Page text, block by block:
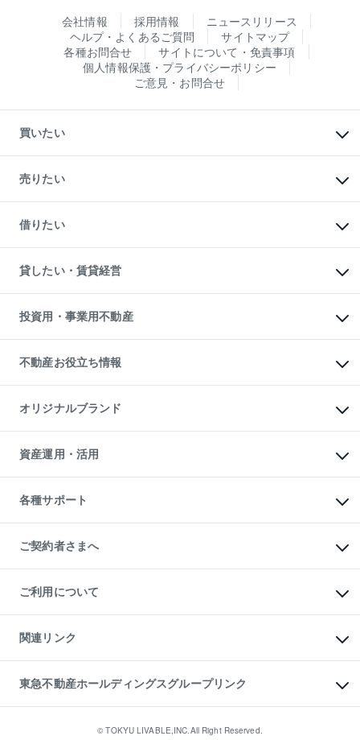
会社情報 採用情報
ニュースリリース
ヘルプ・よくあるご質問
サイトマップ
各種お問合せ
サイトについて・免責事項
個人情報保護・プライバシーポリシー
ご意見・お問合せ
買いたい
新築・分譲マンションの購入
中古マンションの購入
一戸建ての購入
中古一戸建ての購入
不動産購入の流れ
注目キーワード物件特集
購入ガイド
English 繁体中文簡体中文
売りたい
一戸建ての売却・査定
土地の売却・査定
スピードAI査定
不動産査定について
不動産売却の流れ
不動産買換えの流れ
売却ガイド
借りたい
オフィス・店舗の賃貸
借りるときの流れ
借りるガイド
貸したい・賃貸経営
マンション賃料データ
賃貸管理プラン
リロケーションについて
貸すガイド
投資用・事業用不動産
事業用不動産
マンション投資
投資用マンション
アパート経営
収益物件
ビル購入（ビル一棟）
投資用不動産の売却査定
事業用不動産の売却査定
不動産お役立ち情報
マンションライブラリー
人気マンションランキング
暮らしに役立つ不動産メディア
不動産相場・不動産価格情報
不動産コラム・ニュース
不動産用語集
不動産なんでもネット相談室
住まいの税金
オリジナルブランド
一棟リノベーションマンション
L`GENTE（ルジェンテ）
区分リノベーションマンション
投資用一棟レジデンスWELL
不動産小口投資
LEGACIA（レガシア）
資産運用・活用
不動産M&A
アセットマネジメント・出資
各種サポート
相続サポート
リフォームサポート
ご契約者さまへ
ご紹介・再契約特典
入居者様専用-各種ご案内（賃貸）
東急こすもす会「こすもすWeb」
ご利用について
金融商品取引について
東急リバブル ソーシャルメディアポリシー
ご意見・お問い合わせ（金融商品取引専用の相談・お問い合わせ窓口）
ダイレクトメール（郵送物）・Eメールなどの送付停止について
関連リンク
これからご結婚される方に東急百貨店のブライダルクラブ
人材サービスのご用命は 東急リバブルスタッフ株式会社まで
東北の逸品を贈ります 東北すぐれものセレクション
東急不動産ホールディングスグループリンク
東急コミュニティー© TOKYU LIVABLE,INC.All Right Reserved.